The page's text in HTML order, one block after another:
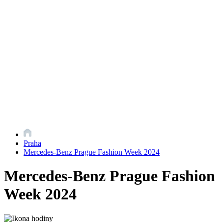
Praha
Mercedes-Benz Prague Fashion Week 2024
Mercedes-Benz Prague Fashion
Week 2024